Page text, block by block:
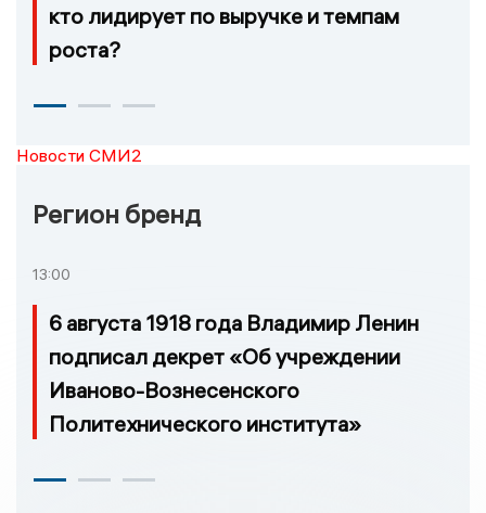
кто лидирует по выручке и темпам
роста?
Новости СМИ2
Регион бренд
13:00
6 августа 1918 года Владимир Ленин
подписал декрет «Об учреждении
Иваново-Вознесенского
Политехнического института»